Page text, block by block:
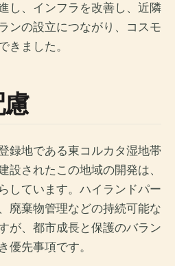
し、インフラを改善し、近隣
ンの設立につながり、コスモ
きました。
録地である東コルカタ湿地帯
設されたこの地域の開発は、
しています。ハイランドパー
廃棄物管理などの持続可能な
が、都市成長と保護のバラン
優先事項です。